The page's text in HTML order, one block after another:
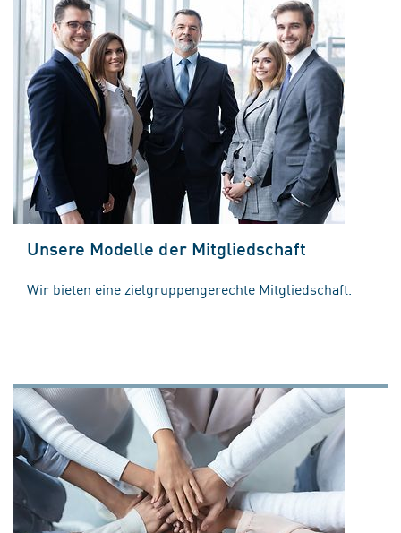
Unsere Modelle der Mitgliedschaft
Wir bieten eine zielgruppengerechte Mitgliedschaft.